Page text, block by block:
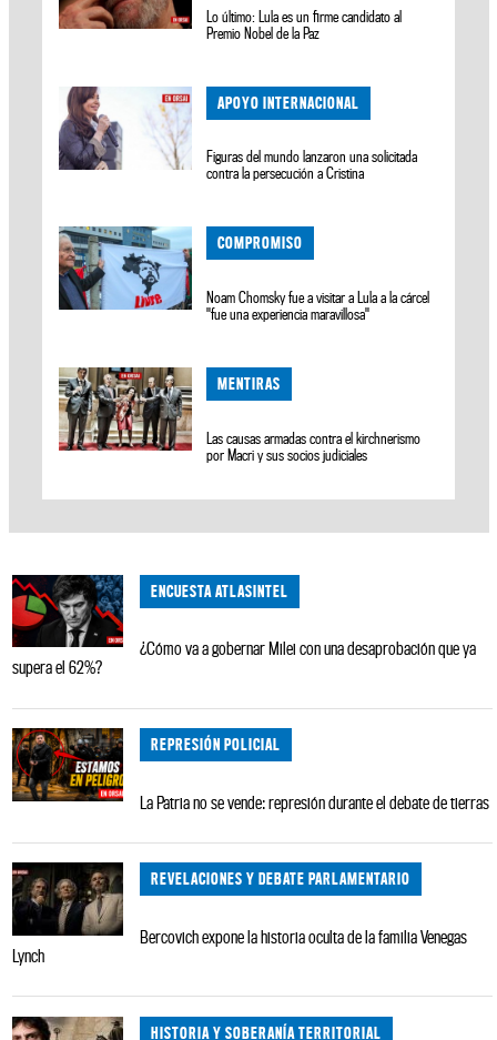
Lo último: Lula es un firme candidato al
Premio Nobel de la Paz
APOYO INTERNACIONAL
Figuras del mundo lanzaron una solicitada
contra la persecución a Cristina
COMPROMISO
Noam Chomsky fue a visitar a Lula a la cárcel
"fue una experiencia maravillosa"
MENTIRAS
Las causas armadas contra el kirchnerismo
por Macri y sus socios judiciales
ENCUESTA ATLASINTEL
¿Cómo va a gobernar Milei con una desaprobación que ya
supera el 62%?
REPRESIÓN POLICIAL
La Patria no se vende: represión durante el debate de tierras
REVELACIONES Y DEBATE PARLAMENTARIO
Bercovich expone la historia oculta de la familia Venegas
Lynch
HISTORIA Y SOBERANÍA TERRITORIAL